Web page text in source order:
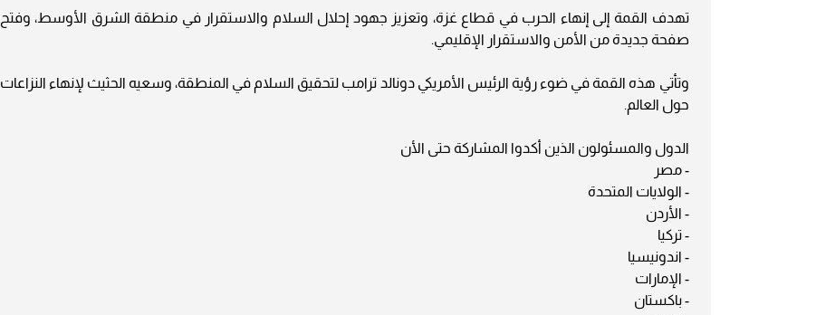
تهدف القمة إلى إنهاء الحرب في قطاع غزة، وتعزيز جهود إحلال السلام والاستقرار في منطقة الشرق الأوسط، وفتح
صفحة جديدة من الأمن والاستقرار الإقليمي.
وتأتي هذه القمة في ضوء رؤية الرئيس الأمريكي دونالد ترامب لتحقيق السلام في المنطقة، وسعيه الحثيث لإنهاء النزاعات
حول العالم.
الدول والمسئولون الذين أكدوا المشاركة حتى الأن
- مصر
- الولايات المتحدة
- الأردن
- تركيا
- اندونيسيا
- الإمارات
- باكستان